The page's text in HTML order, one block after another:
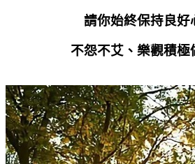
請你始終保持良好
不怨不艾、樂觀積極